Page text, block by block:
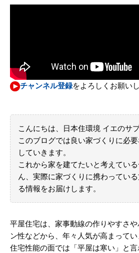
チャンネル登録をよろしくお願い
こんにちは、日本住環境 イエのサ
このブログでは良い家づくりに必
していきます。
これから家を建てたいと考えてい
ん、実際に家づくりに携わってい
る情報をお届けします。
平屋住宅は、家事動線の作りやすさ
ン性などから、年々人気が高まってい
住宅性能の面では「平屋は寒い」と